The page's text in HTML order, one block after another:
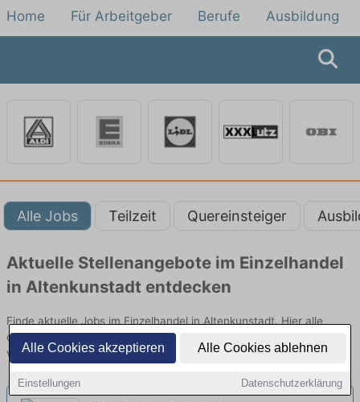
Alle Cookies akzeptieren Alle Cookies ablehnen
Einstellungen Datenschutzerklärung
Home Für Arbeitgeber Berufe Ausbildung
Alle Jobs Teilzeit Quereinsteiger
Aktuelle Stellenangebote im Einzelhandel
in Altenkunstadt entdecken
Finde aktuelle Jobs im Einzelhandel in Altenkunstadt. Hier alle
offenen Stellenangebote im Verkauf, Vertrieb und Handel
vergleichen.